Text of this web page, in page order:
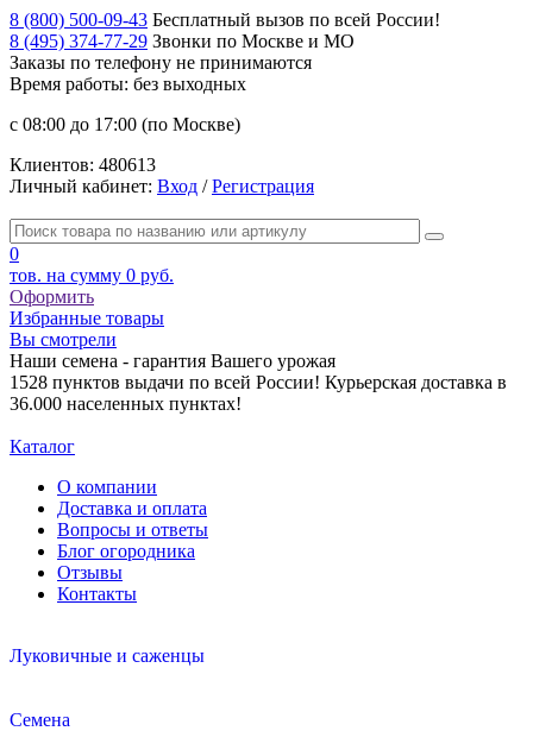
8 (800) 500-09-43 Бесплатный вызов по всей России!
8 (495) 374-77-29 Звонки по Москве и МО
Заказы по телефону не принимаются
Время работы: без выходных
с 08:00 до 17:00 (по Москве)
Клиентов: 480613
Личный кабинет: Вход /Регистрация
0
тов. на сумму 0 руб.
Оформить
Избранные товары
Вы смотрели
Наши семена - гарантия Вашего урожая
1528 пунктов выдачи по всей России! Курьерская доставка в
36.000 населенных пунктах!
Каталог
О компании
Доставка и оплата
Вопросы и ответы
Блог огородника
Отзывы
Контакты
Луковичные и саженцы
Семена